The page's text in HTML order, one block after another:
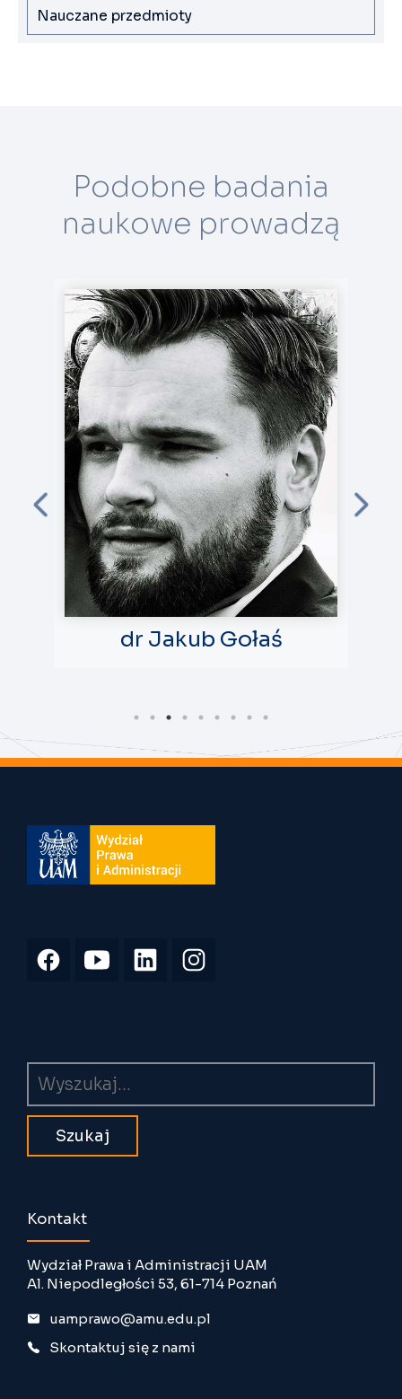
Nauczane przedmioty
Podobne badania
naukowe prowadzą
dr Jakub Gołaś
Wyszukiwarka
Kontakt
Wydział Prawa i Administracji UAM
Al. Niepodległości 53, 61-714 Poznań
uamprawo@amu.edu.pl
Skontaktuj się z nami